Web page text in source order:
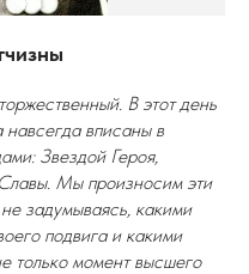
В этот день
навсегда вписаны в
Звездой Героя,
Мы произносим эти
задумываясь, какими
подвига и какими
только момент высшего